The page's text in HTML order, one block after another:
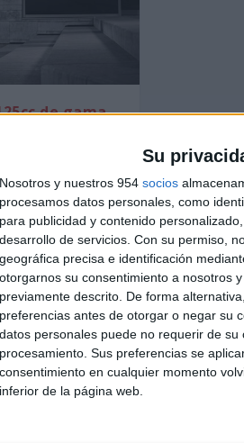
Su
Nosotros y nuestros 954 socios
procesamos datos personales, como
para publicidad y contenido
desarrollo de servicios. Con su permiso,
geográfica precisa e identificación
otorgarnos su consentimiento a nosotros
previamente descrito. De forma
preferencias antes de otorgar o negar su
datos personales puede no requerir de
procesamiento. Sus preferencias se
consentimiento en cualquier momento
inferior de la página web.
de gama
Motos
moto podría ser
al...